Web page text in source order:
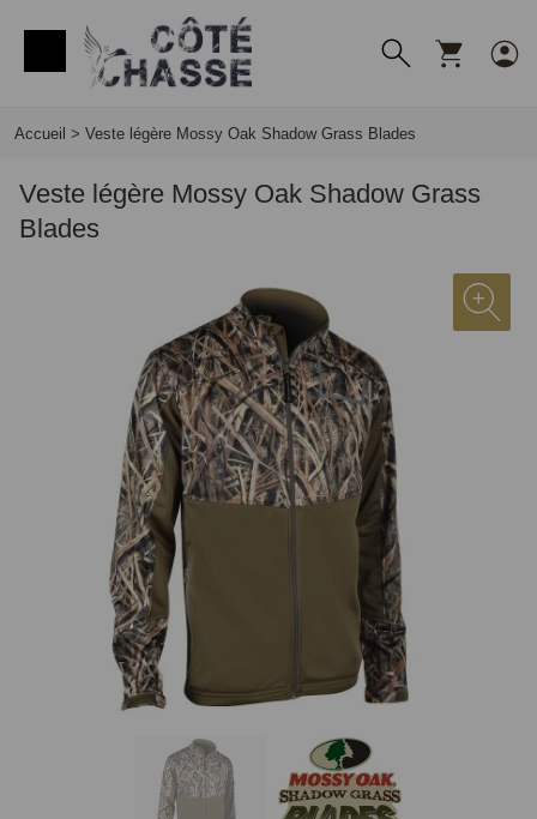
Accueil > Veste légère Mossy Oak Shadow Grass Blades
Veste légère Mossy Oak Shadow Grass
Blades